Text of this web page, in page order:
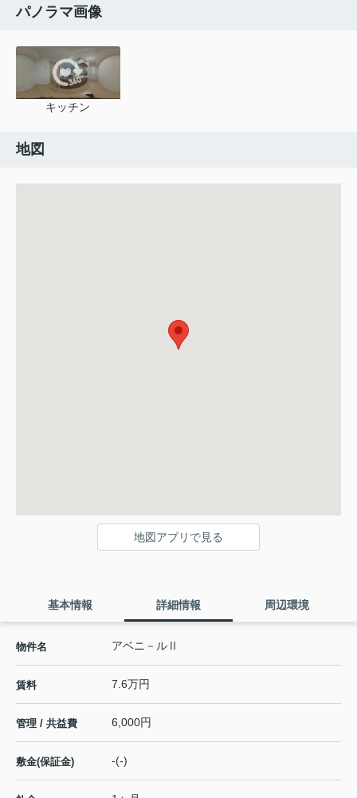
パノラマ画像
キッチン
地図
地図アプリで見る
基本情報 詳細情報 周辺環境
物件名 アベニ－ルⅡ
賃料 7.6万円
管理 / 共益費 6,000円
敷金(保証金) -(-)